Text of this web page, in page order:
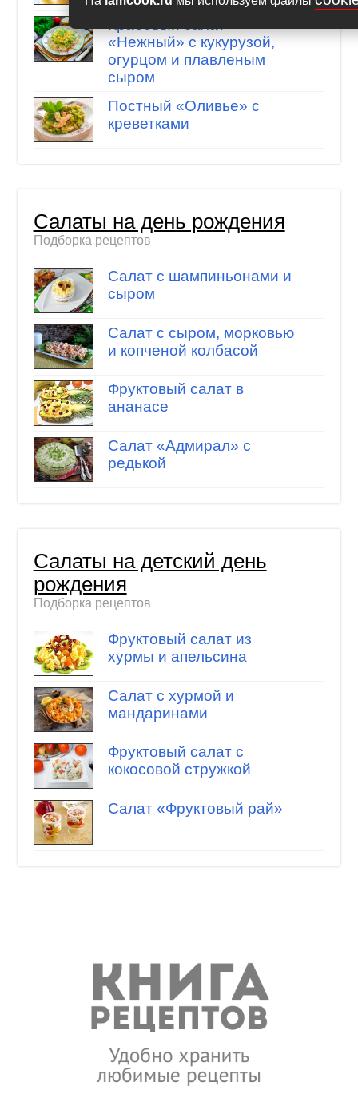
«Нежный» с кукурузой,
огурцом и плавленым
сыром
Постный «Оливье» с
креветками
Салаты на день рождения
Подборка рецептов
Салат с шампиньонами и
сыром
Салат с сыром, морковью
и копченой колбасой
Фруктовый салат в
ананасе
Салат «Адмирал» с
редькой
Салаты на детский день
рождения
Подборка рецептов
Фруктовый салат из
хурмы и апельсина
Салат с хурмой и
мандаринами
Фруктовый салат с
кокосовой стружкой
Салат «Фруктовый рай»